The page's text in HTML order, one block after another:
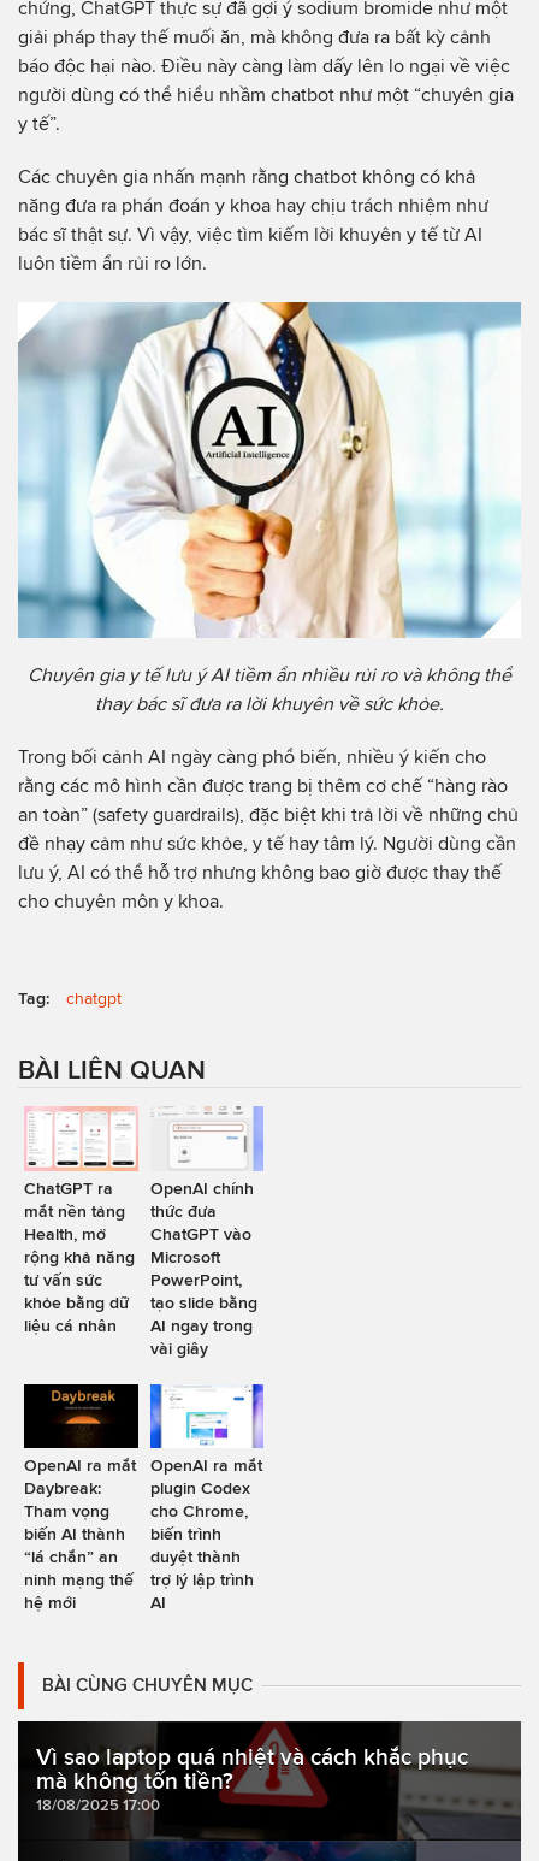
chứng, ChatGPT thực sự đã gợi ý sodium bromide như một
giải pháp thay thế muối ăn, mà không đưa ra bất kỳ cảnh
báo độc hại nào. Điều này càng làm dấy lên lo ngại về việc
người dùng có thể hiểu nhầm chatbot như một “chuyên gia
y tế”.
Các chuyên gia nhấn mạnh rằng chatbot không có khả
năng đưa ra phán đoán y khoa hay chịu trách nhiệm như
bác sĩ thật sự. Vì vậy, việc tìm kiếm lời khuyên y tế từ AI
luôn tiềm ẩn rủi ro lớn.
Chuyên gia y tế lưu ý AI tiềm ẩn nhiều rủi ro và không thể
thay bác sĩ đưa ra lời khuyên về sức khỏe.
Trong bối cảnh AI ngày càng phổ biến, nhiều ý kiến cho
rằng các mô hình cần được trang bị thêm cơ chế “hàng rào
an toàn” (safety guardrails), đặc biệt khi trả lời về những chủ
đề nhạy cảm như sức khỏe, y tế hay tâm lý. Người dùng cần
lưu ý, AI có thể hỗ trợ nhưng không bao giờ được thay thế
cho chuyên môn y khoa.
Tag: chatgpt
BÀI LIÊN QUAN
ChatGPT ra
mắt nền tảng
Health, mở
rộng khả năng
tư vấn sức
khỏe bằng dữ
liệu cá nhân
OpenAI chính
thức đưa
ChatGPT vào
Microsoft
PowerPoint,
tạo slide bằng
AI ngay trong
vài giây
OpenAI ra mắt
Daybreak:
Tham vọng
biến AI thành
“lá chắn” an
ninh mạng thế
hệ mới
OpenAI ra mắt
plugin Codex
cho Chrome,
biến trình
duyệt thành
trợ lý lập trình
AI
BÀI CÙNG CHUYÊN MỤC
Vì sao laptop quá nhiệt và cách khắc phục
mà không tốn tiền?
18/08/2025 17:00